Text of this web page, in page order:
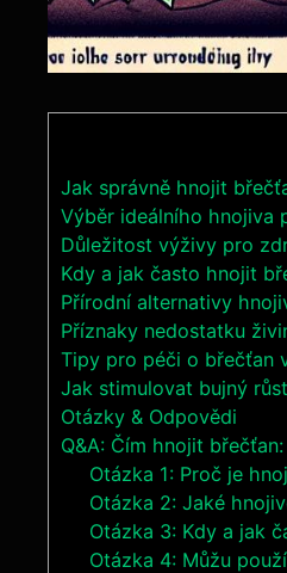
Jak správně hnojit
Výběr ideálního hnojiva
Důležitost výživy pro
Kdy a jak často hnojit
Přírodní alternativy
Příznaky nedostatku⁤
Tipy pro péči o břečťan‍
Jak stimulovat bujný
Otázky‍ & Odpovědi
Q&A: Čím hnojit
Otázka 1: Proč‍ je
Otázka 2: Jaké
Otázka 3: Kdy a jak
Otázka 4:​ Můžu‌